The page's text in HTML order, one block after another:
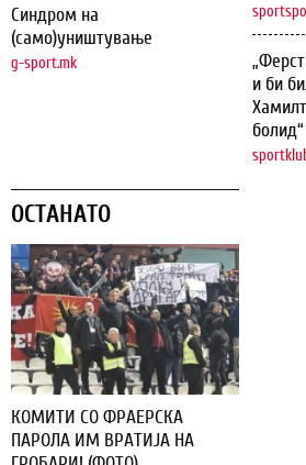
Синдром на
(само)уништување
g-sport.mk
и би
болид“
ОСТАНАТО
КОМИТИ СО ФРАЕРСКА
ПАРОЛА ИМ ВРАТИЈА НА